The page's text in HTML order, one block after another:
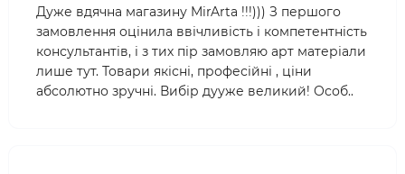
Дуже вдячна магазину MirArta !!!))) З першого
замовлення оцінила ввічливість і компетентність
консультантів, і з тих пір замовляю арт матеріали
лише тут. Товари якісні, професійні , ціни
абсолютно зручні. Вибір дууже великий! Особ..